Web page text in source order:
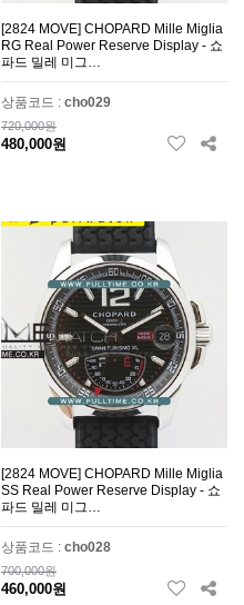
[2824 MOVE] CHOPARD Mille Miglia
RG Real Power Reserve Display - 쇼
파드 밀레 미그…
상품코드 : cho029
720,000원
480,000원
[2824 MOVE] CHOPARD Mille Miglia
SS Real Power Reserve Display - 쇼
파드 밀레 미그…
상품코드 : cho028
700,000원
460,000원